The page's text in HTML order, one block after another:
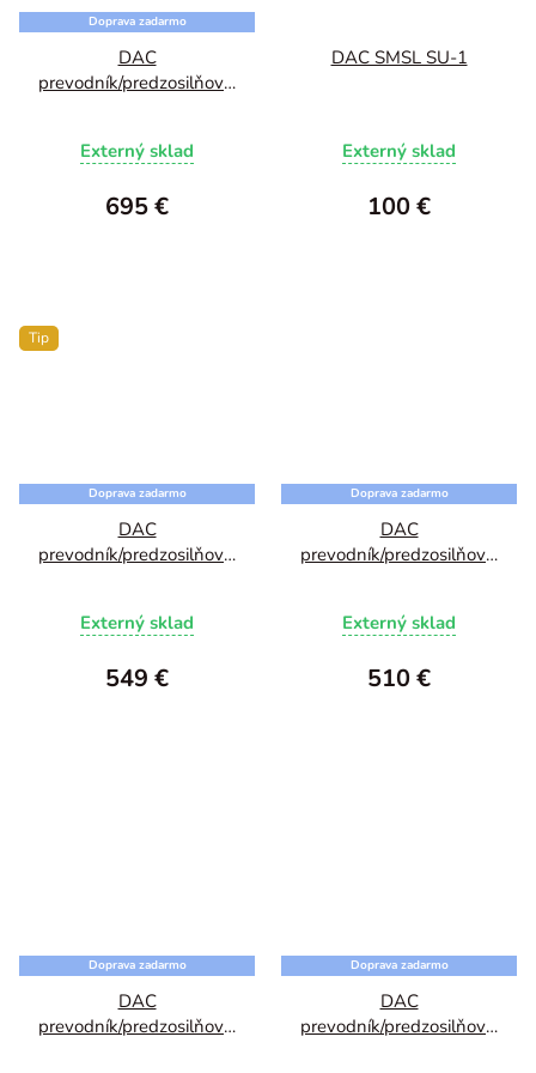
Doprava zadarmo
DAC
prevodník/predzosilňovač
Externý sklad
695 €
DAC SMSL SU-1
hodnotenie
produktu
je
Externý sklad
100 €
Tip
Doprava zadarmo
DAC
prevodník/predzosilňovač
Externý sklad
549 €
Doprava zadarmo
DAC
prevodník/predzosilňovač
Externý sklad
510 €
Doprava zadarmo
DAC
prevodník/predzosilňovač
Doprava zadarmo
DAC
prevodník/predzosilňovač